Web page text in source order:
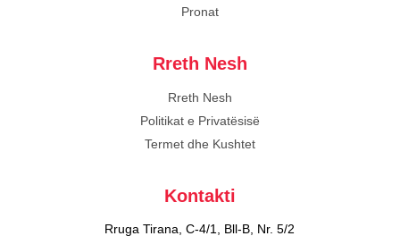
Pronat
Rreth Nesh
Rreth Nesh
Politikat e Privatësisë
Termet dhe Kushtet
Kontakti
Rruga Tirana, C-4/1, Bll-B, Nr. 5/2